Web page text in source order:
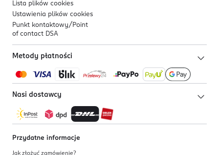
Lista plików cookies
Ustawienia plików cookies
Punkt kontaktowy/ Point
of contact DSA
Metody płatności
Nasi dostawcy
Przydatne informacje
Jak złożyć zamówienie?